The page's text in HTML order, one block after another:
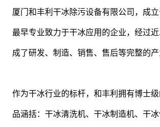
厦门和丰利干冰除污设备有限公司，成
最早专业致力于干冰应用的企业，经过
成了研发、制造、销售、售后等完整的产
作为干冰行业的标杆，和丰利拥有博士
品涵括：干冰清洗机、干冰制造机、干